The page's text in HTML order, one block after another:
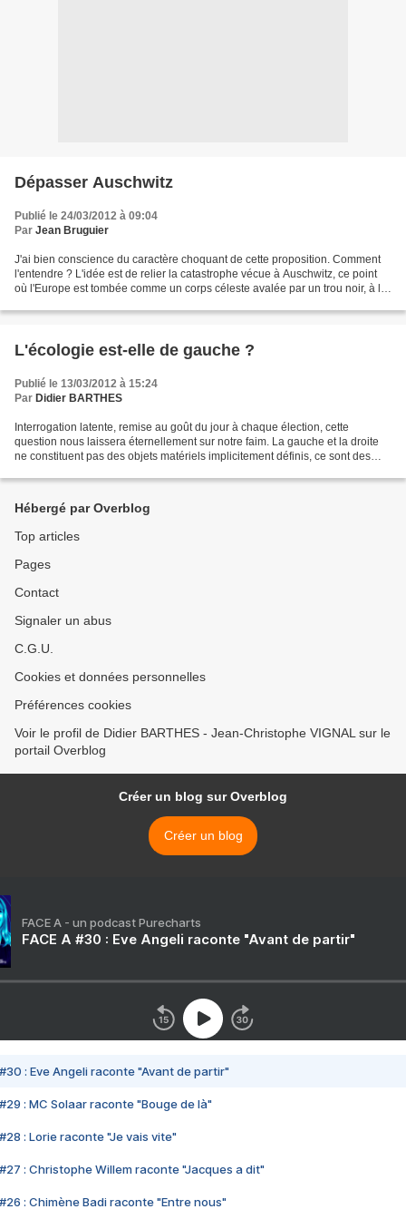
Dépasser Auschwitz
Publié le 24/03/2012 à 09:04
Par Jean Bruguier
J'ai bien conscience du caractère choquant de cette proposition. Comment
l'entendre ? L'idée est de relier la catastrophe vécue à Auschwitz, ce point
où l'Europe est tombée comme un corps céleste avalée par un trou noir, à la
L'écologie est-elle de gauche ?
Publié le 13/03/2012 à 15:24
Par Didier BARTHES
Interrogation latente, remise au goût du jour à chaque élection, cette
question nous laissera éternellement sur notre faim. La gauche et la droite
ne constituent pas des objets matériels implicitement définis, ce sont des
Hébergé par Overblog
Top articles
Pages
Contact
Signaler un abus
C.G.U.
Cookies et données personnelles
Préférences cookies
Voir le profil de Didier BARTHES - Jean-Christophe VIGNAL sur le
portail Overblog
Créer un blog sur Overblog
Créer un blog
FACE A - un podcast Purecharts
FACE A #30 : Eve Angeli raconte "Avant de partir"
#30 : Eve Angeli raconte "Avant de partir"
#29 : MC Solaar raconte "Bouge de là"
#28 : Lorie raconte "Je vais vite"
#27 : Christophe Willem raconte "Jacques a dit"
#26 : Chimène Badi raconte "Entre nous"